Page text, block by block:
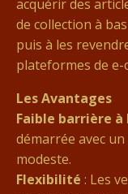
acquérir des
de collection à
puis à les
plateformes de e-
Les Avantages
Faible barrière à
démarrée avec
modeste.
Flexibilité : Les